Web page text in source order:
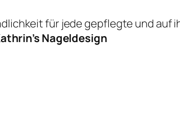
für jede gepflegte und auf
Nageldesign